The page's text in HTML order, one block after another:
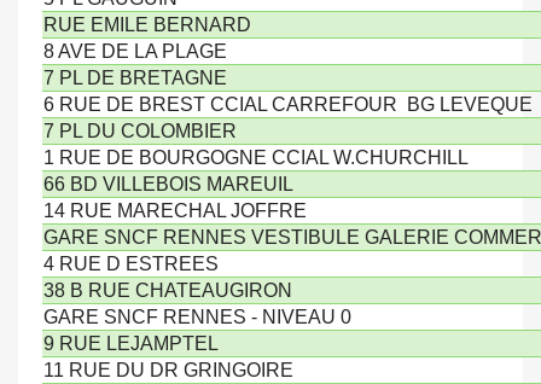
RUE EMILE BERNARD
8 AVE DE LA PLAGE
7 PL DE BRETAGNE
6 RUE DE BREST CCIAL CARREFOUR BG LEVEQUE
7 PL DU COLOMBIER
1 RUE DE BOURGOGNE CCIAL W.CHURCHILL
66 BD VILLEBOIS MAREUIL
14 RUE MARECHAL JOFFRE
GARE SNCF RENNES VESTIBULE GALERIE
4 RUE D ESTREES
38 B RUE CHATEAUGIRON
GARE SNCF RENNES - NIVEAU 0
9 RUE LEJAMPTEL
11 RUE DU DR GRINGOIRE